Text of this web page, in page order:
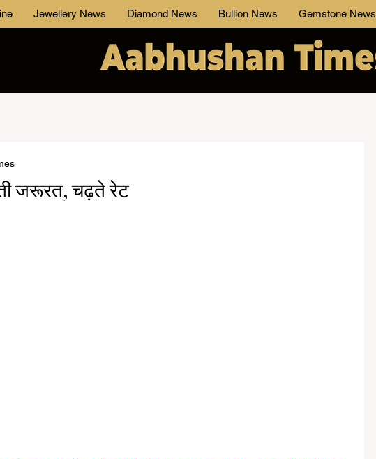
Jewellery News Diamond News Bullion News Gemstone News
जरूरत, चढ़ते रेट